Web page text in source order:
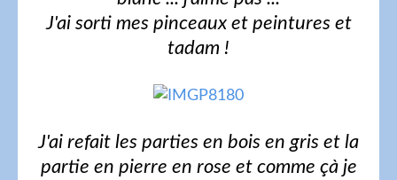
J'ai sorti mes pinceaux et peintures et
tadam !
J'ai refait les parties en bois en gris et la
partie en pierre en rose et comme çà je